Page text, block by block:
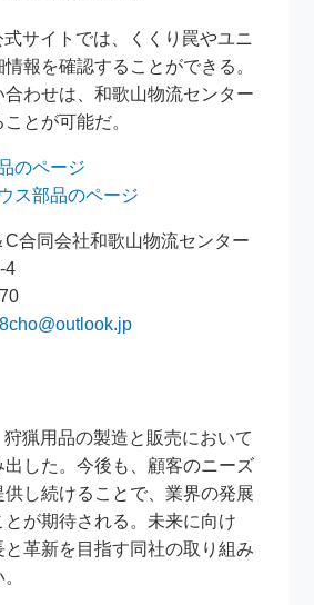
サイトでは、くくり罠やユニ
報を確認することができる。
わせは、和歌山物流センター
とが可能だ。
のページ
ス部品のページ
C合同会社和歌山物流センター
4
猟用品の製造と販売において
した。今後も、顧客のニーズ
し続けることで、業界の発展
が期待される。未来に向け
革新を目指す同社の取り組み